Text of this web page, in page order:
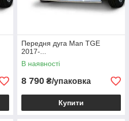
Передня дуга Man TGE
2017-...
В наявності
8 790 ₴/упаковка
Купити